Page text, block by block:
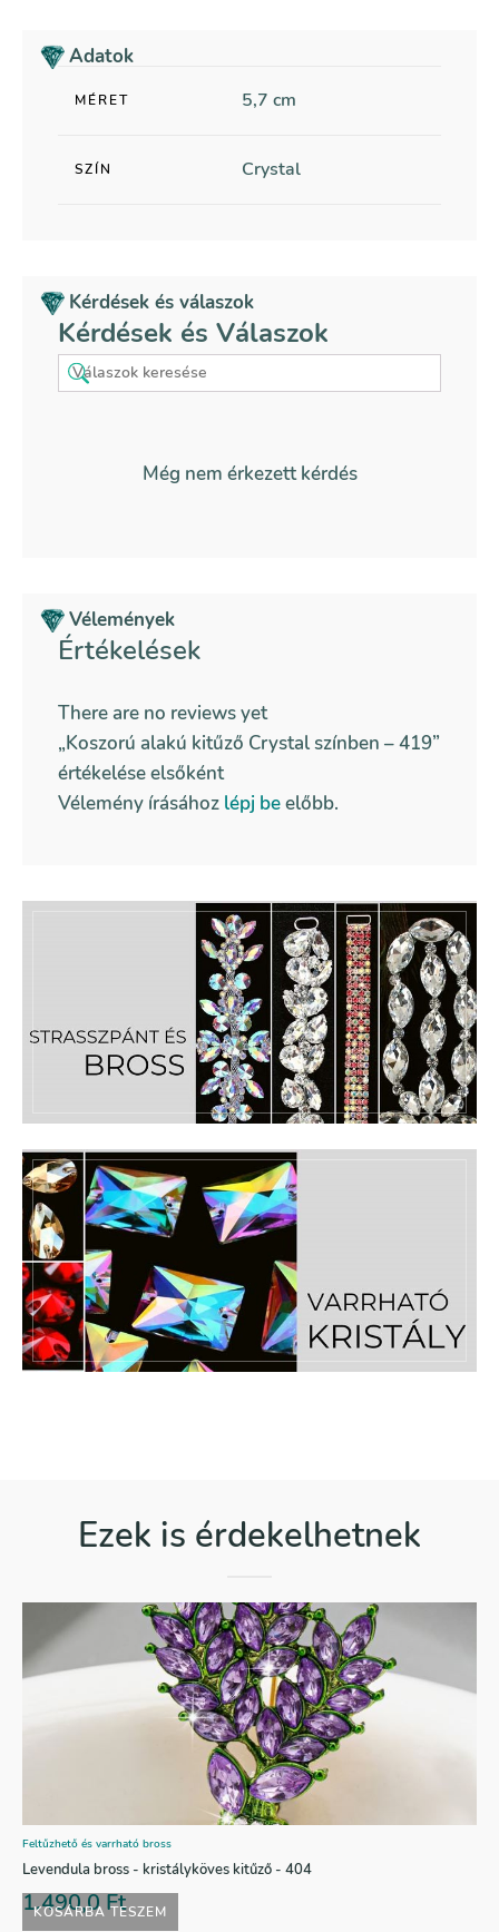
Adatok
MÉRET 5,7 cm
SZÍN Crystal
Kérdések és válaszok
Kérdések és Válaszok
Még nem érkezett kérdés
Vélemények
Értékelések
There are no reviews yet
„Koszorú alakú kitűző Crystal színben – 419”
értékelése elsőként
Vélemény írásához lépj beelőbb.
Ezek is érdekelhetnek
KOSÁRBA TESZEM
Feltűzhető és varrható bross
Levendula bross - kristályköves kitűző - 404
1.490,0Ft